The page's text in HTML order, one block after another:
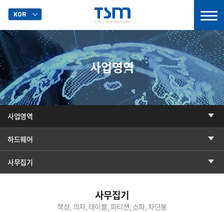
KOR
사업영역
사업영역
하드웨어
사무집기
사무집기
책상, 의자, 테이블, 파티션, 소파, 차단봉